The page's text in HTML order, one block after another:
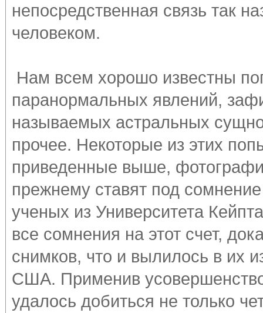
непосредственная связь так
человеком.
Нам всем хорошо известны
паранормальных явлений,
называемых астральных
прочее. Некоторые из этих
приведенные выше,
прежнему ставят под
ученых из Университета
все сомнения на этот счет,
снимков, что и вылилось в их
США. Применив
удалось добиться не только